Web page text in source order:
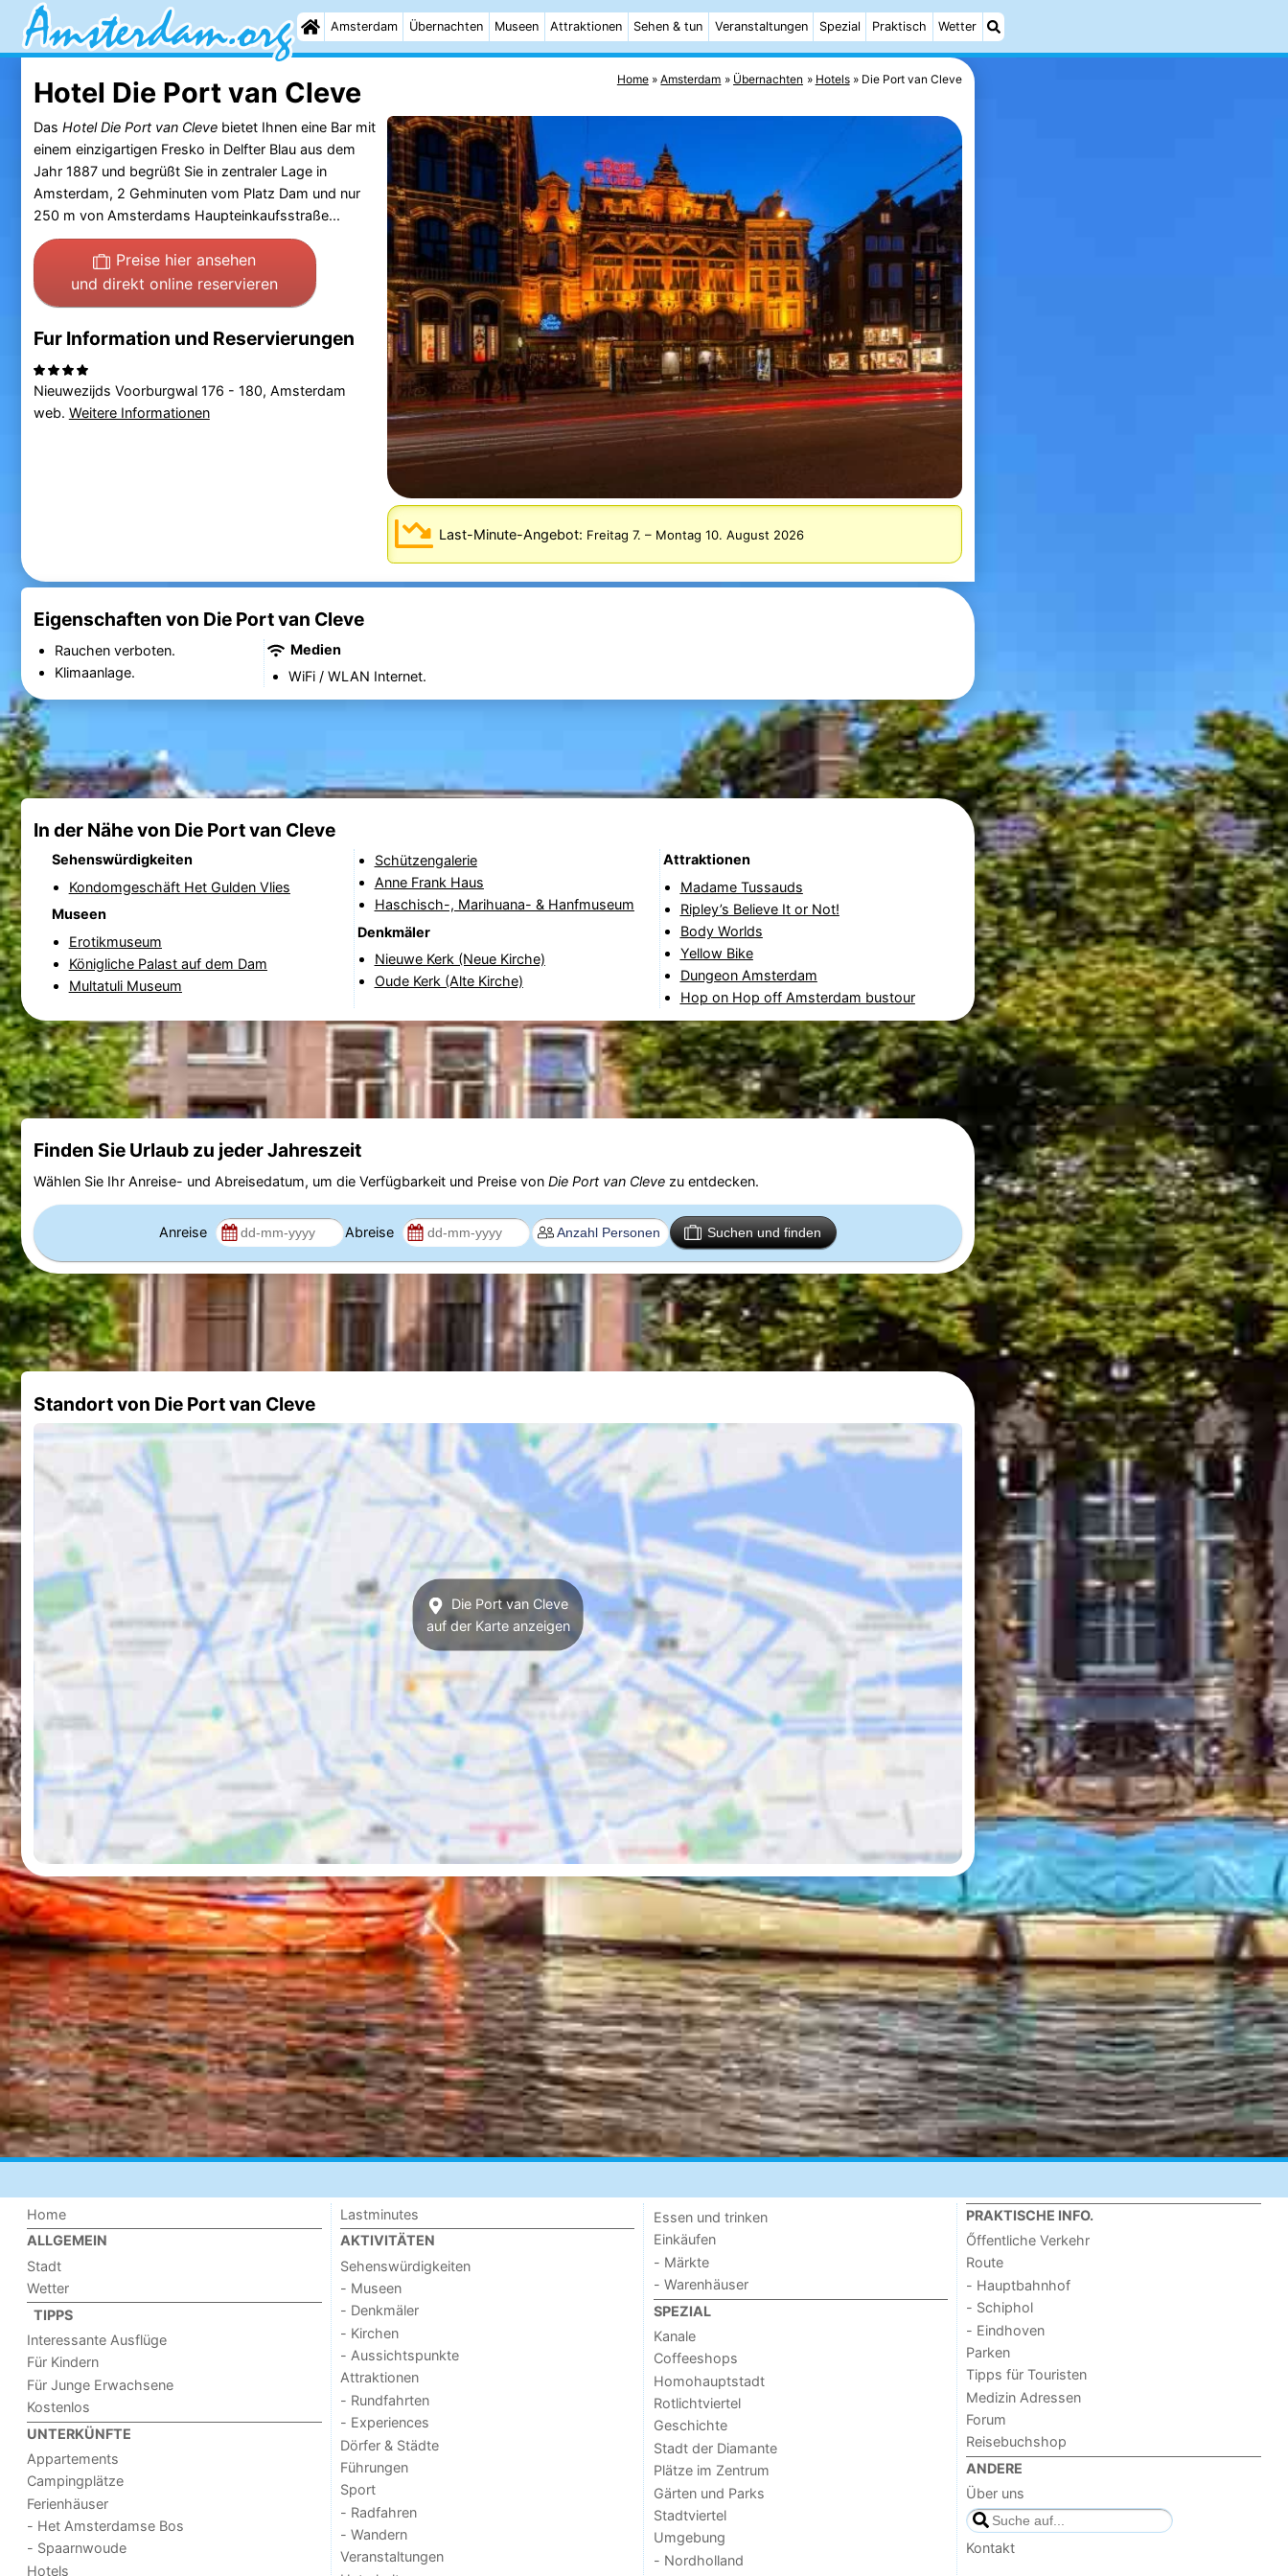
Amsterdam Übernachten Museen Attraktionen Sehen & tun Veranstaltungen Spezial Praktisch Wetter
Home Amsterdam Übernachten Hotels Die Port van Cleve
Hotel Die Port van Cleve
Last-Minute-Angebot: Freitag 7. – Montag 10. August 2026
Das Hotel Die Port van Clevebietet Ihnen eine Bar mit
einem einzigartigen Fresko in Delfter Blau aus dem
Jahr 1887 und begrüßt Sie in zentraler Lage in
Amsterdam, 2 Gehminuten vom Platz Dam und nur
250 m von Amsterdams Haupteinkaufsstraße...
Preise hier ansehen
und direkt online reservieren
Fur Information und Reservierungen
Nieuwezijds Voorburgwal 176 - 180, Amsterdam
web. Weitere Informationen
Eigenschaften von Die Port van Cleve
Rauchen verboten.
Klimaanlage.
Medien
WiFi / WLAN Internet.
In der Nähe von Die Port van Cleve
Sehenswürdigkeiten
Kondomgeschäft Het Gulden Vlies
Museen
Erotikmuseum
Königliche Palast auf dem Dam
Multatuli Museum
Schützengalerie
Anne Frank Haus
Haschisch-, Marihuana- & Hanfmuseum
Denkmäler
Nieuwe Kerk (Neue Kirche)
Oude Kerk (Alte Kirche)
Attraktionen
Madame Tussauds
Ripley’s Believe It or Not!
Body Worlds
Yellow Bike
Dungeon Amsterdam
Hop on Hop off Amsterdam bustour
Finden Sie Urlaub zu jeder Jahreszeit
Wählen Sie Ihr Anreise- und Abreisedatum, um die Verfügbarkeit und Preise von Die Port van Clevezu entdecken.
Anreise Abreise Suchen und finden
Standort von Die Port van Cleve
Die Port van Cleve
auf der Karte anzeigen
Home
ALLGEMEIN
Stadt
Wetter
TIPPS
Interessante Ausflüge
Für Kindern
Für Junge Erwachsene
Kostenlos
UNTERKÜNFTE
Appartements
Campingplätze
Ferienhäuser
- Het Amsterdamse Bos
- Spaarnwoude
Hotels
Lastminutes
AKTIVITÄTEN
Sehenswürdigkeiten
- Museen
- Denkmäler
- Kirchen
- Aussichtspunkte
Attraktionen
- Rundfahrten
- Experiences
Dörfer & Städte
Führungen
Sport
- Radfahren
- Wandern
Veranstaltungen
Essen und trinken
Einkäufen
- Märkte
- Warenhäuser
SPEZIAL
Kanale
Coffeeshops
Homohauptstadt
Rotlichtviertel
Geschichte
Stadt der Diamante
Plätze im Zentrum
Gärten und Parks
Stadtviertel
Umgebung
- Nordholland
PRAKTISCHE INFO.
Őffentliche Verkehr
Route
- Hauptbahnhof
- Schiphol
- Eindhoven
Parken
Tipps für Touristen
Medizin Adressen
Forum
Reisebuchshop
ANDERE
Über uns
Kontakt